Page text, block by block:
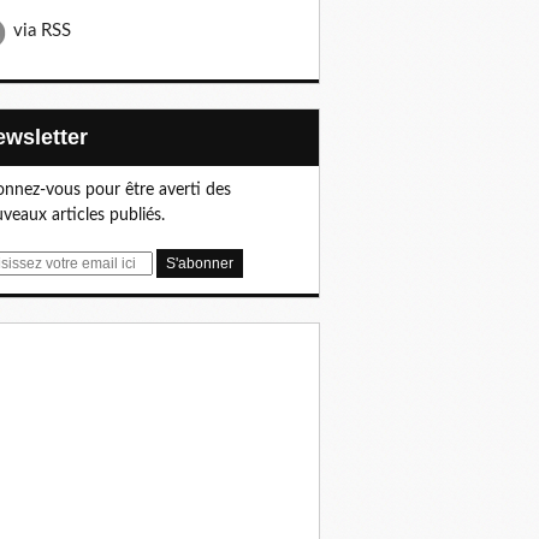
via RSS
vous pour être averti des
articles publiés.